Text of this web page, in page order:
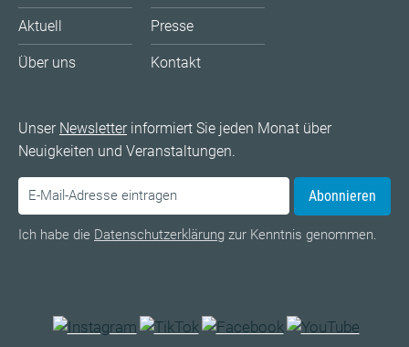
Aktuell
Über uns
Presse
Kontakt
Unser Newsletterinformiert Sie jeden Monat über
Neuigkeiten und Veranstaltungen.
Abonnieren
Ich habe die Datenschutzerklärung zur Kenntnis genommen.